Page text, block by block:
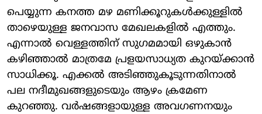
പെയ്യുന്ന കനത്ത മഴ മണിക്കൂറുകൾക്കുള്ളിൽ
താഴെയുള്ള ജനവാസ മേഖലകളിൽ എത്തും.
എന്നാൽ വെള്ളത്തിന് സുഗമമായി ഒഴുകാൻ
കഴിഞ്ഞാൽ മാത്രമേ പ്രളയസാധ്യത കുറയ്ക്കാൻ
സാധിക്കൂ. എക്കൽ അടിഞ്ഞുകൂടുന്നതിനാൽ
പല നദീമുഖങ്ങളുടെയും ആഴം ക്രമേണ
കുറഞ്ഞു. വർഷങ്ങളായുള്ള അവഗണനയും